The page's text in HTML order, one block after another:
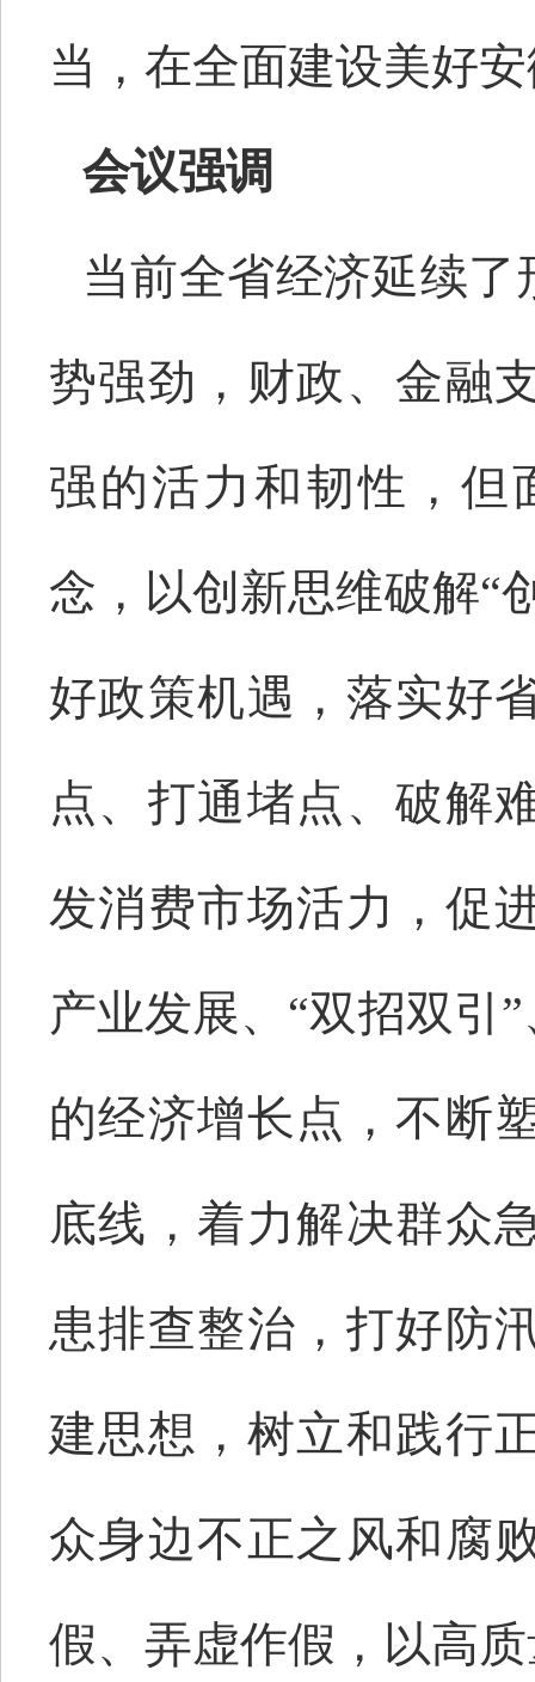
当，在全面建设美好
会议强调
当前全省经济延续
势强劲，财政、金融
强的活力和韧性，但
念，以创新思维破解“
好政策机遇，落实好
点、打通堵点、破解
发消费市场活力，促
产业发展、“双招双引
的经济增长点，不断
底线，着力解决群众
患排查整治，打好防
建思想，树立和践行
众身边不正之风和腐
假、弄虚作假，以高